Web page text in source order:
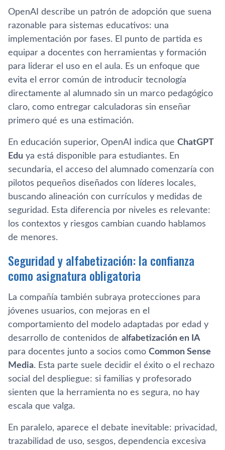
OpenAI describe un patrón de adopción que suena
razonable para sistemas educativos: una
implementación por fases. El punto de partida es
equipar a docentes con herramientas y formación
para liderar el uso en el aula. Es un enfoque que
evita el error común de introducir tecnología
directamente al alumnado sin un marco pedagógico
claro, como entregar calculadoras sin enseñar
primero qué es una estimación.
En educación superior, OpenAI indica que ChatGPT
Edu ya está disponible para estudiantes. En
secundaria, el acceso del alumnado comenzaría con
pilotos pequeños diseñados con líderes locales,
buscando alineación con currículos y medidas de
seguridad. Esta diferencia por niveles es relevante:
los contextos y riesgos cambian cuando hablamos
de menores.
Seguridad y alfabetización: la confianza
como asignatura obligatoria
La compañía también subraya protecciones para
jóvenes usuarios, con mejoras en el
comportamiento del modelo adaptadas por edad y
desarrollo de contenidos de alfabetización en IA
para docentes junto a socios como Common Sense
Media. Esta parte suele decidir el éxito o el rechazo
social del despliegue: si familias y profesorado
sienten que la herramienta no es segura, no hay
escala que valga.
En paralelo, aparece el debate inevitable: privacidad,
trazabilidad de uso, sesgos, dependencia excesiva